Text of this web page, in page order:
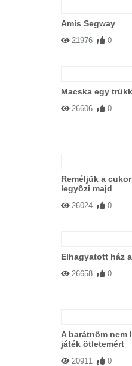
Amis Segway
21976 0
Macska egy
26606 0
Reméljük a
legyőzi majd
26024 0
Elhagyatott ház
26658 0
A barátnőm nem
játék ötletemért
20911 0